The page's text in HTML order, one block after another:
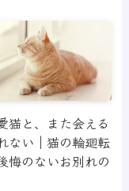
猫と、また会える
ない｜猫の輪廻転
悔のないお別れの